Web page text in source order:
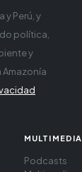
y Perú, y
política,
y
Amazonía
MULTIMEDIA
Podcasts